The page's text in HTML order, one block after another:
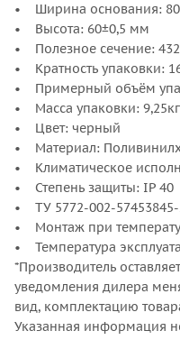
• Ширина основания:
• Высота: 60±0,5 мм
• Полезное сечение:
• Кратность упаковки:
• Примерный объём
• Масса упаковки: 9,25кг
• Цвет: черный
• Материал:
• Климатическое
• Степень защиты: IP 40
• ТУ 5772-002-57453845-
• Монтаж при
• Температура
*Производитель
уведомления дилера
вид, комплектацию
Указанная информация